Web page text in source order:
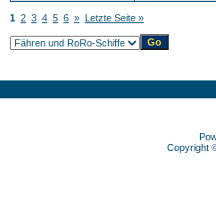
1 2 3 4 5 6 » Letzte Seite »
Copyright